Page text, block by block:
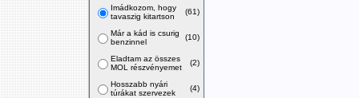
Imádkozom, hogy
tavaszig kitartson
(61)
Már a kád is csurig
benzinnel
(10)
Eladtam az összes
MOL részvényemet
(2)
Hosszabb nyári
túrákat szervezek
(4)